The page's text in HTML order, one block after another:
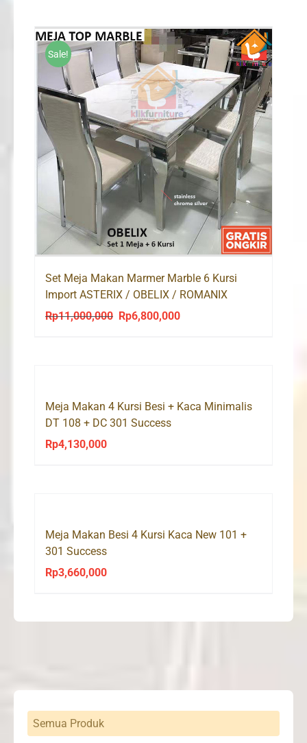
Sale!
Set Meja Makan Marmer Marble 6 Kursi
Import ASTERIX / OBELIX / ROMANIX
Rp11,000,000
Original
Rp6,800,000Current
Meja Makan 4 Kursi Besi + Kaca Minimalis
DT 108 + DC 301 Success
Rp4,130,000
Meja Makan Besi 4 Kursi Kaca New 101 +
301 Success
Rp3,660,000
Semua Produk